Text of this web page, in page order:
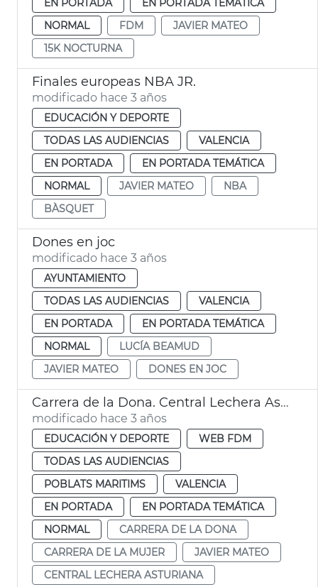
NORMAL
FDM
JAVIER MATEO
15K NOCTURNA
Finales europeas NBA JR.
modificado hace 3 años
EDUCACIÓN Y DEPORTE
TODAS LAS AUDIENCIAS
VALENCIA
EN PORTADA
EN PORTADA TEMÁTICA
NORMAL
JAVIER MATEO
NBA
BÀSQUET
Dones en joc
modificado hace 3 años
AYUNTAMIENTO
TODAS LAS AUDIENCIAS
VALENCIA
EN PORTADA
EN PORTADA TEMÁTICA
NORMAL
LUCÍA BEAMUD
JAVIER MATEO
DONES EN JOC
Carrera de la Dona. Central Lechera Asturiana
modificado hace 3 años
EDUCACIÓN Y DEPORTE
WEB FDM
TODAS LAS AUDIENCIAS
POBLATS MARITIMS
VALENCIA
EN PORTADA
EN PORTADA TEMÁTICA
NORMAL
CARRERA DE LA DONA
CARRERA DE LA MUJER
JAVIER MATEO
CENTRAL LECHERA ASTURIANA